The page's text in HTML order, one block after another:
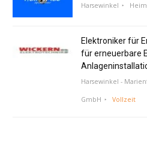
Harsewinkel
Elektroniker für
für erneuerbare
Harsewinkel -
GmbH Vollzeit